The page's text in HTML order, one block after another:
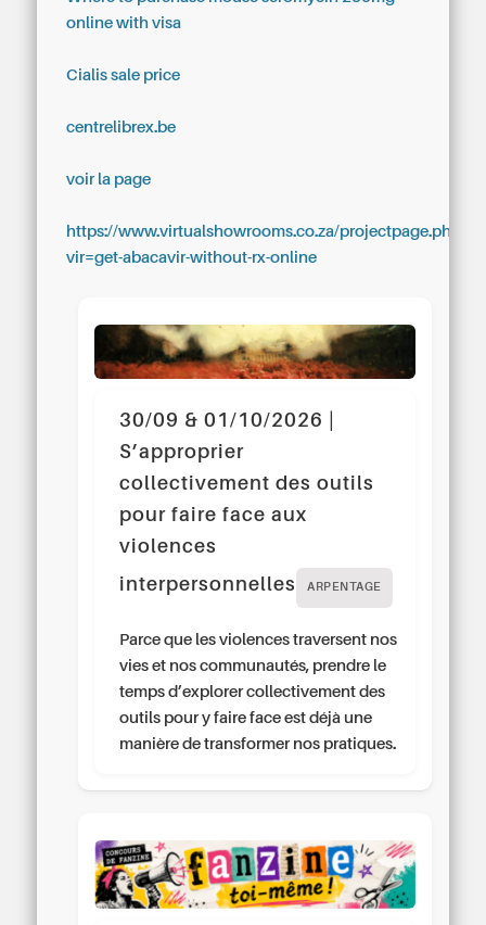
online with visa
Cialis sale price
centrelibrex.be
voir la page
https://www.virtualshowrooms.co.za/projectpage.php?
vir=get-abacavir-without-rx-online
30/09 & 01/10/2026 |
S’approprier
collectivement des outils
pour faire face aux
violences
interpersonnelles
ARPENTAGE
Parce que les violences traversent nos
vies et nos communautés, prendre le
temps d’explorer collectivement des
outils pour y faire face est déjà une
manière de transformer nos pratiques.